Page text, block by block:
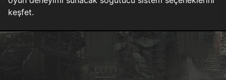
keşfet.